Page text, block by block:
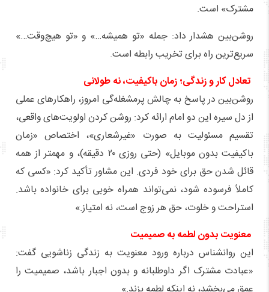
مشترک» است.
روشن‌بین هشدار داد: جمله «تو همیشه…» و «تو هیچ‌وقت…»
سریع‌ترین راه برای تخریب رابطه است.
تعادل کار و زندگی؛ زمان باکیفیت، نه طولانی
روشن‌بین در پاسخ به چالش پرمشغله‌گی امروز، راهکارهای عملی
از دل سیره این دو امام ارائه کرد: روشن کردن اولویت‌های واقعی،
تقسیم مسئولیت به صورت «غیرشعاری»، اختصاص «زمان
باکیفیت بدون موبایل» (حتی روزی ۲۰ دقیقه)، و مهمتر از همه
قائل شدن حق برای خود فردی. این مشاور تأکید کرد: «کسی که
کاملاً فرسوده شود، نمی‌تواند همراه خوبی برای خانواده باشد.
استراحت و خلوت، حق هر زوج است، نه امتیاز.»
معنویت بدون لطمه به صمیمیت
این روانشناس درباره ورود معنویت به زندگی زناشویی گفت:
«عبادت مشترک اگر داوطلبانه و بدون اجبار باشد، صمیمیت را